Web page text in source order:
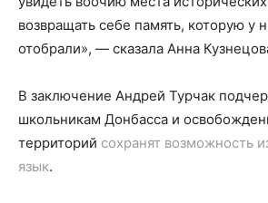
возвращать себе память, которую у
отобрали», — сказала Анна
В заключение Андрей Турчак
школьникам Донбасса и
территорий сохранят возможность
язык.